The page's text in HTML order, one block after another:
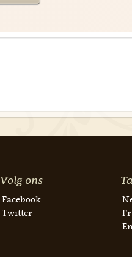
Volg ons
Facebook
Twitter